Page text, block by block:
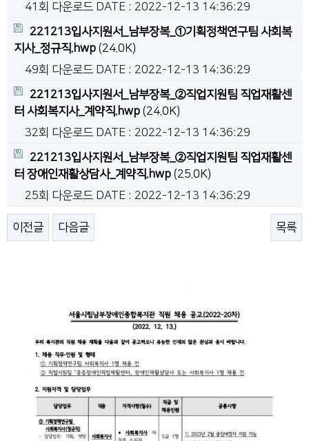
41회 다운로드 DATE : 2022-12-13 14:36:29
221213입사지원서_남부장복_①기획정책연구팀 사회복
지사_정규직.hwp (24.0K)
49회 다운로드 DATE : 2022-12-13 14:36:29
221213입사지원서_남부장복_②직업지원팀 직업재활센
터 사회복지사_계약직.hwp (24.0K)
32회 다운로드 DATE : 2022-12-13 14:36:29
221213입사지원서_남부장복_②직업지원팀 직업재활센
터 장애인재활상담사_계약직.hwp (25.0K)
25회 다운로드 DATE : 2022-12-13 14:36:29
이전글 다음글 목록